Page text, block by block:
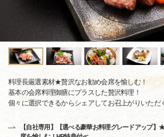
料理長厳選素材★贅沢なお勧め会席を愉しむ！
基本の会席料理御膳にプラスした贅沢料理！
個々に選択できるからシェアしてお召上がりいただ
【自社専用】【選べる豪華お料理グレードアップ